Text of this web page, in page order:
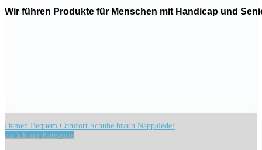
Wir führen Produkte für Menschen mit Handicap und
Damen Bequem Comfort Schuhe braun Nappaleder
zurück zur Kategorie